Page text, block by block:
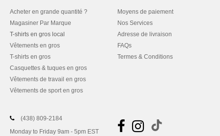
Acheter en grande quantité ?
Magasiner Par Marque
T-shirts en gros local
Vêtements en gros
T-shirts en gros
Casquettes & tuques en gros
Vêtements de travail en gros
Vêtements de sport en gros
Moyens de paiement
Nos Services
Adresse de livraison
FAQs
Termes & Conditions
(438) 809-2184
Monday to Friday 9am - 5pm EST